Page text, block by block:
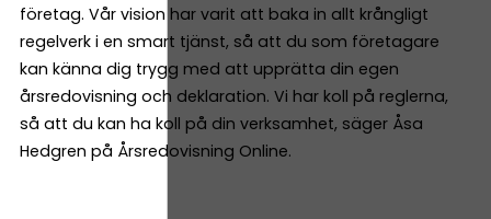
företag. Vår vision har varit att baka in allt krångligt
regelverk i en smart tjänst, så att du som företagare
kan känna dig trygg med att upprätta din egen
årsredovisning och deklaration. Vi har koll på reglerna,
så att du kan ha koll på din verksamhet, säger Åsa
Hedgren på Årsredovisning Online.